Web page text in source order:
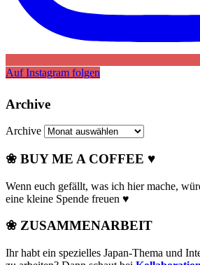
Auf Instagram folgen
Archive
Archive
❀ BUY ME A COFFEE ♥
Wenn euch gefällt, was ich hier mache,
eine kleine Spende freuen ♥
❀ ZUSAMMENARBEIT
Ihr habt ein spezielles Japan-Thema und